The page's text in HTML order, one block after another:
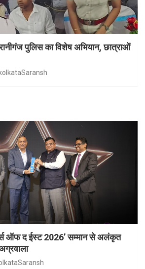
रानीगंज पुलिस का विशेष अभियान, छात्राओं
kolkataSaransh
ऑफ द ईस्ट 2026’ सम्मान से अलंकृत